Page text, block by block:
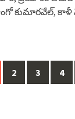
కుమారవేల్, కాళీ
2 3 4